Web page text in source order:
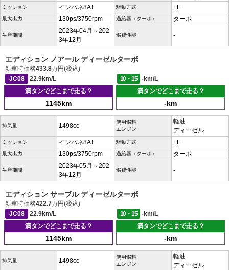
ミッション インパネ8AT 駆動方式 FF
最大出力 130ps/3750rpm 過給器（ターボ） ターボ
生産期間
2023年04月～202
3年12月
燃費性能 -
エディション ノアール ディーゼルターボ
新車時価格433.8万円(税込)
JC08
22.9km/L 10・15
-km/L
満タンでどこまで走る？
1145km
満タンでどこまで走る？
-km
排気量 1498cc
使用燃料
エンジン
軽油
ディーゼル
ミッション インパネ8AT 駆動方式 FF
最大出力 130ps/3750rpm 過給器（ターボ） ターボ
生産期間
2023年05月～202
3年12月
燃費性能 -
エディション サーブル ディーゼルターボ
新車時価格422.7万円(税込)
JC08
22.9km/L 10・15
-km/L
満タンでどこまで走る？
1145km
満タンでどこまで走る？
-km
排気量 1498cc
使用燃料
エンジン
軽油
ディーゼル